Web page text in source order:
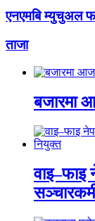
एनएमबि म्युचुअल
ताजा
बजारमा
वाइ–फाइ